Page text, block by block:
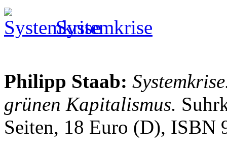
Systemkrise
Philipp Staab:
grünen Kapitalismus.
Seiten, 18 Euro (D), ISBN